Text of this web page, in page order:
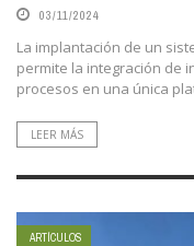
03/11/2024
La implantación de un
permite la integración de
procesos en una única
LEER MÁS
ARTÍCULOS